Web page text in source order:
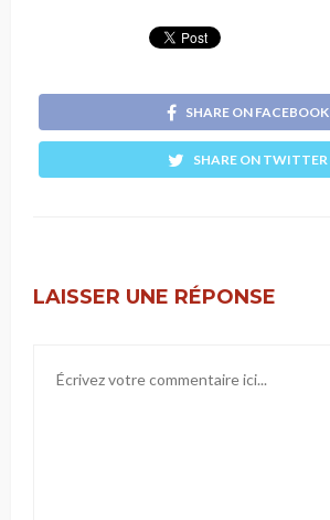
SHARE ON FACEBOOK
SHARE ON TWITTER
LAISSER UNE RÉPONSE